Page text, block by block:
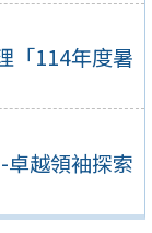
「114年度暑
卓越領袖探索